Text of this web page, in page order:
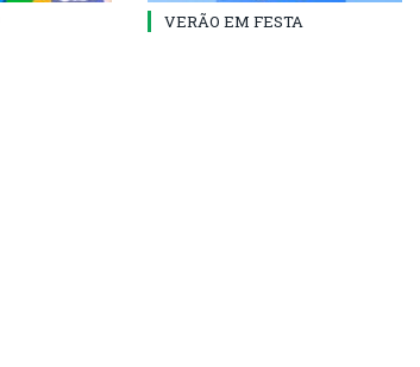
VERÃO EM FESTA